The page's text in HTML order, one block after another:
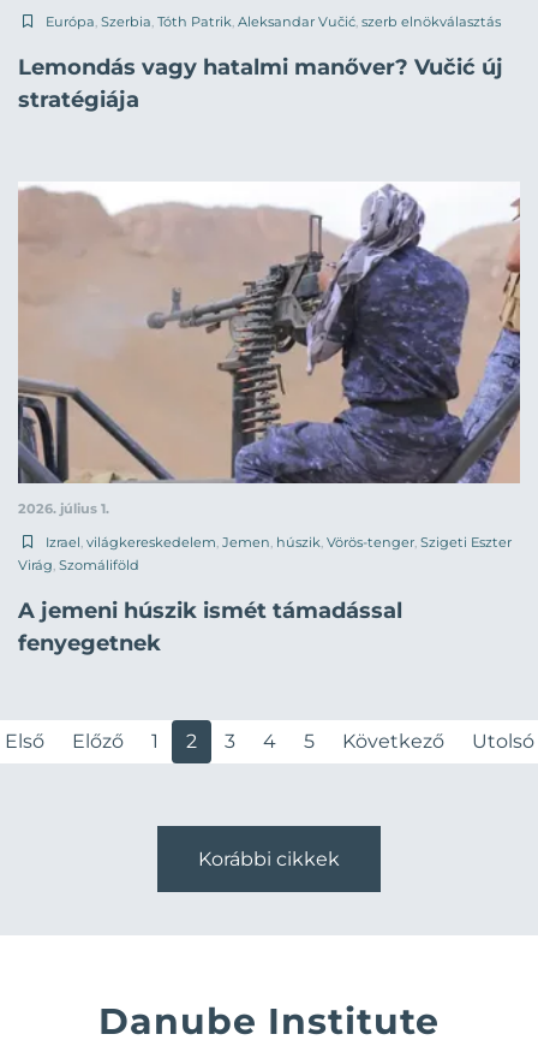
Európa Szerbia Tóth Patrik Aleksandar Vučić szerb elnökválasztás
Lemondás vagy hatalmi manőver? Vučić új
stratégiája
2026. július 1.
Izrael, világkereskedelem, Jemen, húszik, Vörös-tenger, Szigeti Eszter
Virág, Szomáliföld
A jemeni húszik ismét támadással
fenyegetnek
Első Előző 1 2 3 4 5 Következő Utolsó
Korábbi cikkek
Danube Institute